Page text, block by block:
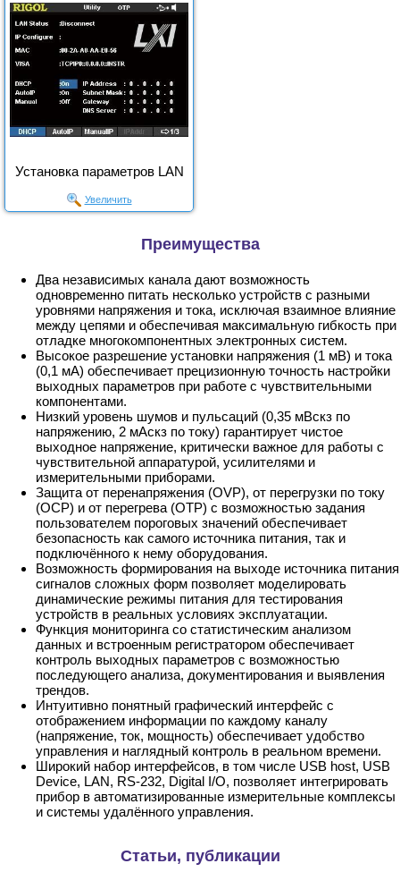
Установка параметров LAN
Увеличить
Преимущества
Два независимых канала дают возможность
одновременно питать несколько устройств с разными
уровнями напряжения и тока, исключая взаимное влияние
между цепями и обеспечивая максимальную гибкость при
отладке многокомпонентных электронных систем.
Высокое разрешение установки напряжения (1 мВ) и тока
(0,1 мА) обеспечивает прецизионную точность настройки
выходных параметров при работе с чувствительными
компонентами.
Низкий уровень шумов и пульсаций (0,35 мВскз по
напряжению, 2 мАскз по току) гарантирует чистое
выходное напряжение, критически важное для работы с
чувствительной аппаратурой, усилителями и
измерительными приборами.
Защита от перенапряжения (OVP), от перегрузки по току
(OCP) и от перегрева (OTP) с возможностью задания
пользователем пороговых значений обеспечивает
безопасность как самого источника питания, так и
подключённого к нему оборудования.
Возможность формирования на выходе источника питания
сигналов сложных форм позволяет моделировать
динамические режимы питания для тестирования
устройств в реальных условиях эксплуатации.
Функция мониторинга со статистическим анализом
данных и встроенным регистратором обеспечивает
контроль выходных параметров с возможностью
последующего анализа, документирования и выявления
трендов.
Интуитивно понятный графический интерфейс с
отображением информации по каждому каналу
(напряжение, ток, мощность) обеспечивает удобство
управления и наглядный контроль в реальном времени.
Широкий набор интерфейсов, в том числе USB host, USB
Device, LAN, RS-232, Digital I/O, позволяет интегрировать
прибор в автоматизированные измерительные комплексы
и системы удалённого управления.
Статьи, публикации